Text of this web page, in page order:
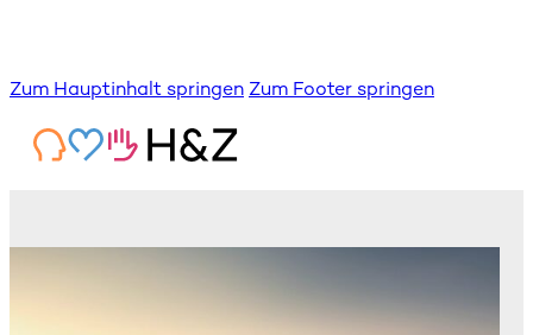
Zum Hauptinhalt springen Zum Footer springen